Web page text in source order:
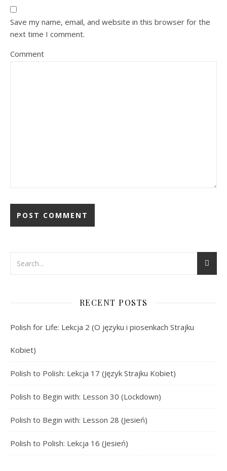
Save my name, email, and website in this browser for the
next time I comment.
Comment
RECENT POSTS
Polish for Life: Lekcja 2 (O języku i piosenkach Strajku
Kobiet)
Polish to Polish: Lekcja 17 (Język Strajku Kobiet)
Polish to Begin with: Lesson 30 (Lockdown)
Polish to Begin with: Lesson 28 (Jesień)
Polish to Polish: Lekcja 16 (Jesień)